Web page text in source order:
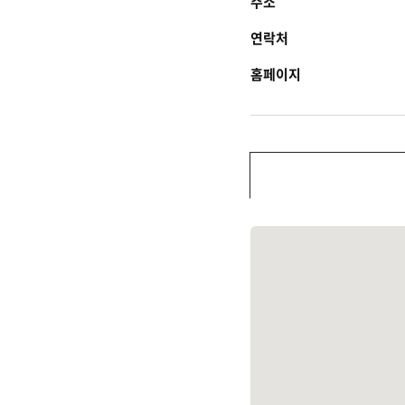
연락처
홈페이지